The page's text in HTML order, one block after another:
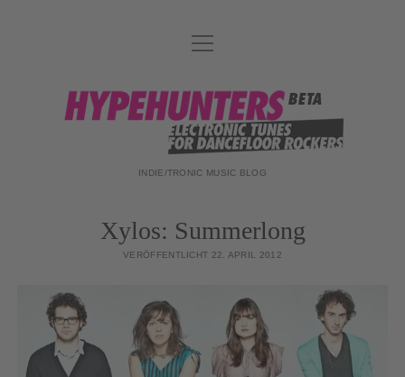
DATENSCHUTZ
DJ-TEAM
ABOUT
Menü
öffnen
hypehunters
INDIE/TRONIC MUSIC BLOG
Xylos: Summerlong
VERÖFFENTLICHT 22. APRIL 2012